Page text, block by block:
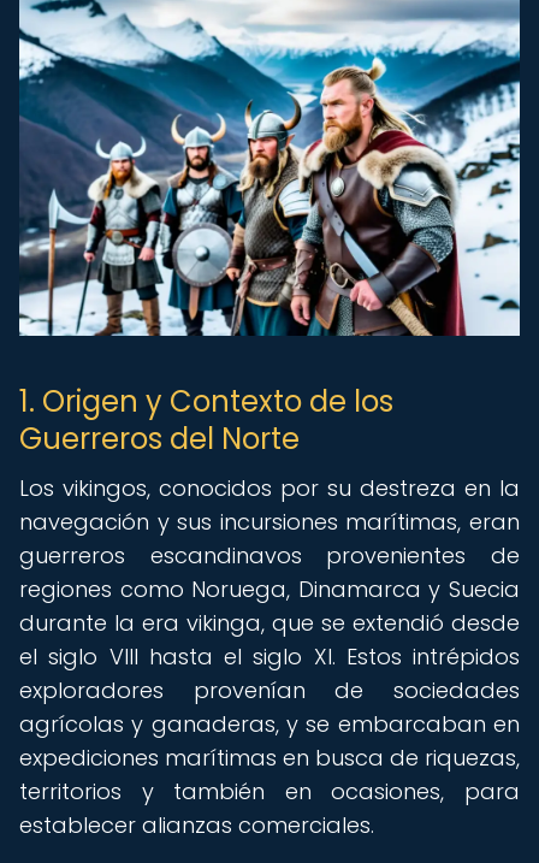
1. Origen y Contexto de los
Guerreros del Norte
Los vikingos, conocidos por su destreza en la
navegación y sus incursiones marítimas, eran
guerreros escandinavos provenientes de
regiones como Noruega, Dinamarca y Suecia
durante la era vikinga, que se extendió desde
el siglo VIII hasta el siglo XI. Estos intrépidos
exploradores provenían de sociedades
agrícolas y ganaderas, y se embarcaban en
expediciones marítimas en busca de riquezas,
territorios y también en ocasiones, para
establecer alianzas comerciales.